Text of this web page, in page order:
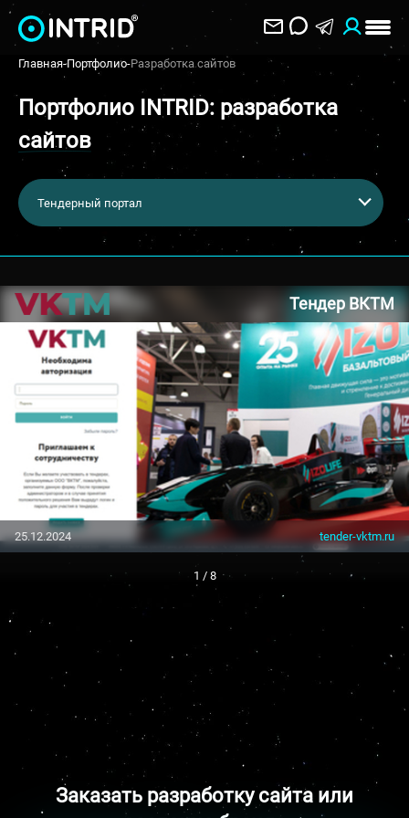
Главная-Портфолио-Разработка сайтов
Портфолио INTRID: разработка
сайтов
Тендерный портал
Тендер ВКТМ
25.12.2024 tender-vktm.ru
1 / 8
Заказать разработку сайта или